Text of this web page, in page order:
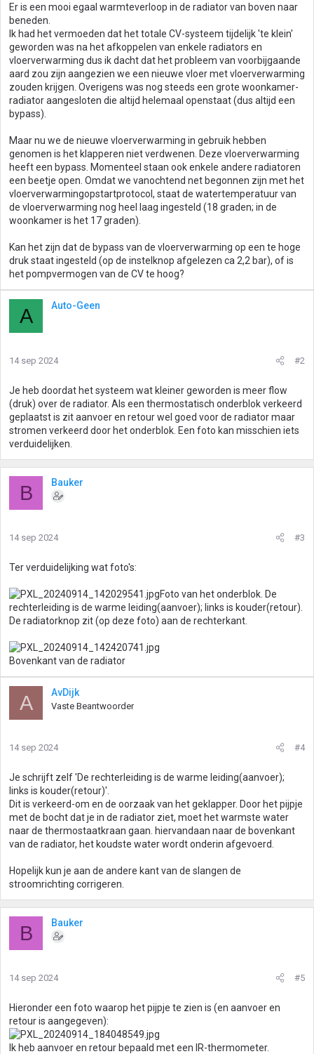
Er is een mooi egaal warmteverloop in de radiator van boven naar
beneden.
Ik had het vermoeden dat het totale CV-systeem tijdelijk 'te klein'
geworden was na het afkoppelen van enkele radiators en
vloerverwarming dus ik dacht dat het probleem van voorbijgaande
aard zou zijn aangezien we een nieuwe vloer met vloerverwarming
zouden krijgen. Overigens was nog steeds een grote woonkamer-
radiator aangesloten die altijd helemaal openstaat (dus altijd een
bypass).
Maar nu we de nieuwe vloerverwarming in gebruik hebben
genomen is het klapperen niet verdwenen. Deze vloerverwarming
heeft een bypass. Momenteel staan ook enkele andere radiatoren
een beetje open. Omdat we vanochtend net begonnen zijn met het
vloerverwarmingopstartprotocol, staat de watertemperatuur van
de vloerverwarming nog heel laag ingesteld (18 graden; in de
woonkamer is het 17 graden).
Kan het zijn dat de bypass van de vloerverwarming op een te hoge
druk staat ingesteld (op de instelknop afgelezen ca 2,2 bar), of is
het pompvermogen van de CV te hoog?
A Auto-Geen
14 sep 2024 #2
Je heb doordat het systeem wat kleiner geworden is meer flow
(druk) over de radiator. Als een thermostatisch onderblok verkeerd
geplaatst is zit aanvoer en retour wel goed voor de radiator maar
stromen verkeerd door het onderblok. Een foto kan misschien iets
verduidelijken.
B Bauker
14 sep 2024 #3
Ter verduidelijking wat foto's:
Foto van het onderblok. De
rechterleiding is de warme leiding(aanvoer); links is kouder(retour).
De radiatorknop zit (op deze foto) aan de rechterkant.
Bovenkant van de radiator
A AvDijk
Vaste Beantwoorder
14 sep 2024 #4
Je schrijft zelf 'De rechterleiding is de warme leiding(aanvoer);
links is kouder(retour)'.
Dit is verkeerd-om en de oorzaak van het geklapper. Door het pijpje
met de bocht dat je in de radiator ziet, moet het warmste water
naar de thermostaatkraan gaan. hiervandaan naar de bovenkant
van de radiator, het koudste water wordt onderin afgevoerd.
Hopelijk kun je aan de andere kant van de slangen de
stroomrichting corrigeren.
B Bauker
14 sep 2024 #5
Hieronder een foto waarop het pijpje te zien is (en aanvoer en
retour is aangegeven):
Ik heb aanvoer en retour bepaald met een IR-thermometer.